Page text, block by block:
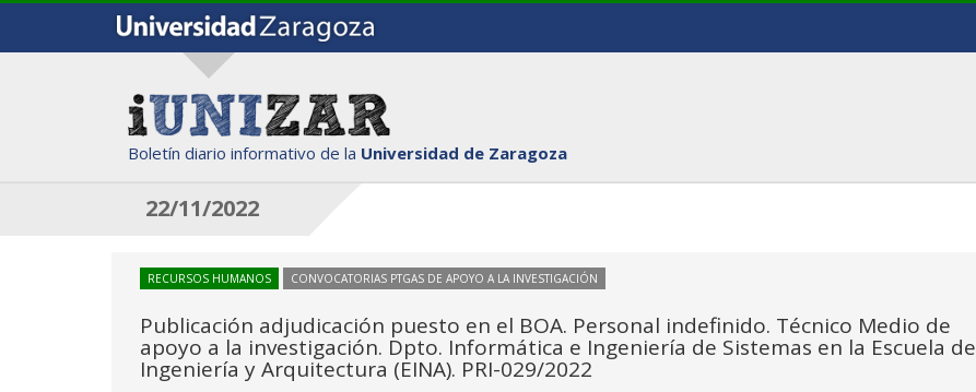
Boletín diario informativo de la Universidad de Zaragoza
22/11/2022
RECURSOS HUMANOS CONVOCATORIAS PTGAS DE APOYO A LA INVESTIGACIÓN
Publicación adjudicación puesto en el BOA. Personal indefinido. Técnico Medio de
apoyo a la investigación. Dpto. Informática e Ingeniería de Sistemas en la Escuela de
Ingeniería y Arquitectura (EINA). PRI-029/2022